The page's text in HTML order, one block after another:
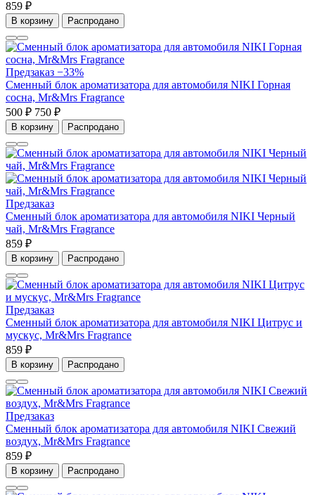
859 ₽
В корзину Распродано
Предзаказ −33%
Сменный блок ароматизатора для автомобиля NIKI Горная
сосна, Mr&Mrs Fragrance
500 ₽ 750 ₽
В корзину Распродано
Предзаказ
Сменный блок ароматизатора для автомобиля NIKI Черный
чай, Mr&Mrs Fragrance
859 ₽
В корзину Распродано
Предзаказ
Сменный блок ароматизатора для автомобиля NIKI Цитрус и
мускус, Mr&Mrs Fragrance
859 ₽
В корзину Распродано
Предзаказ
Сменный блок ароматизатора для автомобиля NIKI Свежий
воздух, Mr&Mrs Fragrance
859 ₽
В корзину Распродано